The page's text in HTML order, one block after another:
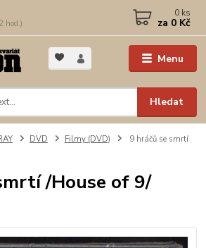
Menu
Hledat
hod.)
0 ks
za 0 Kč
DVD Filmy (DVD)
9 hráčů se smrtí
/House of 9/